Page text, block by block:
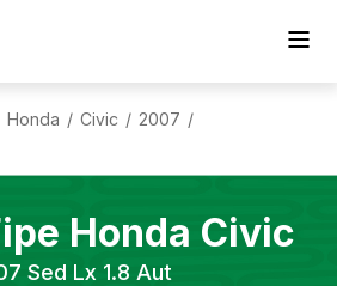
Honda / Civic / 2007 /
Honda Civic
Sed Lx 1.8 Aut